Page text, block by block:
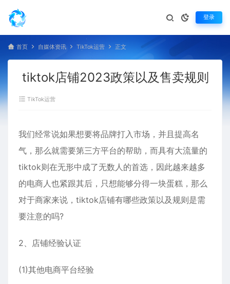
登录
首页 自媒体资讯 TikTok运营 正文
tiktok店铺2023政策以及售卖规则
TikTok运营
我们经常说如果想要将品牌打入市场，并且提高名
气，那么就需要第三方平台的帮助，而具有大流量的
tiktok则在无形中成了无数人的首选，因此越来越多
的电商人也紧跟其后，只想能够分得一块蛋糕，那么
对于商家来说，tiktok店铺有哪些政策以及规则是需
要注意的吗?
2、店铺经验认证
(1)其他电商平台经验